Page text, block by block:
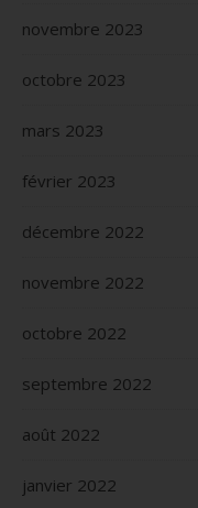
novembre 2023
octobre 2023
mars 2023
février 2023
décembre 2022
novembre 2022
octobre 2022
septembre 2022
août 2022
janvier 2022